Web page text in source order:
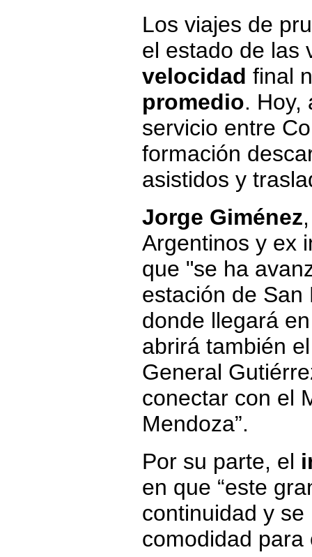
Los viajes de
el estado de las
velocidad final
promedio. Hoy,
servicio entre
formación
asistidos y
Jorge Giménez
Argentinos y ex
que "se ha
estación de
donde llegará
abrirá también
General
conectar con el
Mendoza”.
Por su parte, el
en que “este
continuidad y
comodidad para